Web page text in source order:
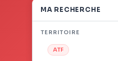
MA RECHERCHE
TERRITOIRE
ATF